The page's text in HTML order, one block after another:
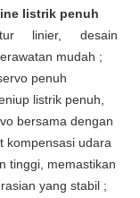
listrik penuh
linier, desain
mudah ;
penuh
listrik penuh,
bersama dengan
kompensasi udara
tinggi, memastikan
yang stabil ;